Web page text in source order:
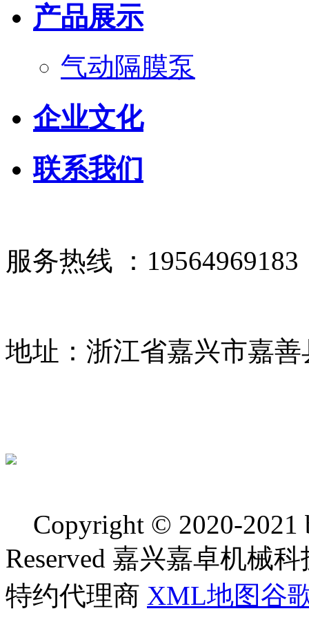
产品展示
气动隔膜泵
企业文化
联系我们
服务热线 ：19564969183
地址：浙江省嘉兴市嘉
Copyright © 2020-2021
Reserved 嘉兴嘉卓机械
特约代理商 XML地图谷